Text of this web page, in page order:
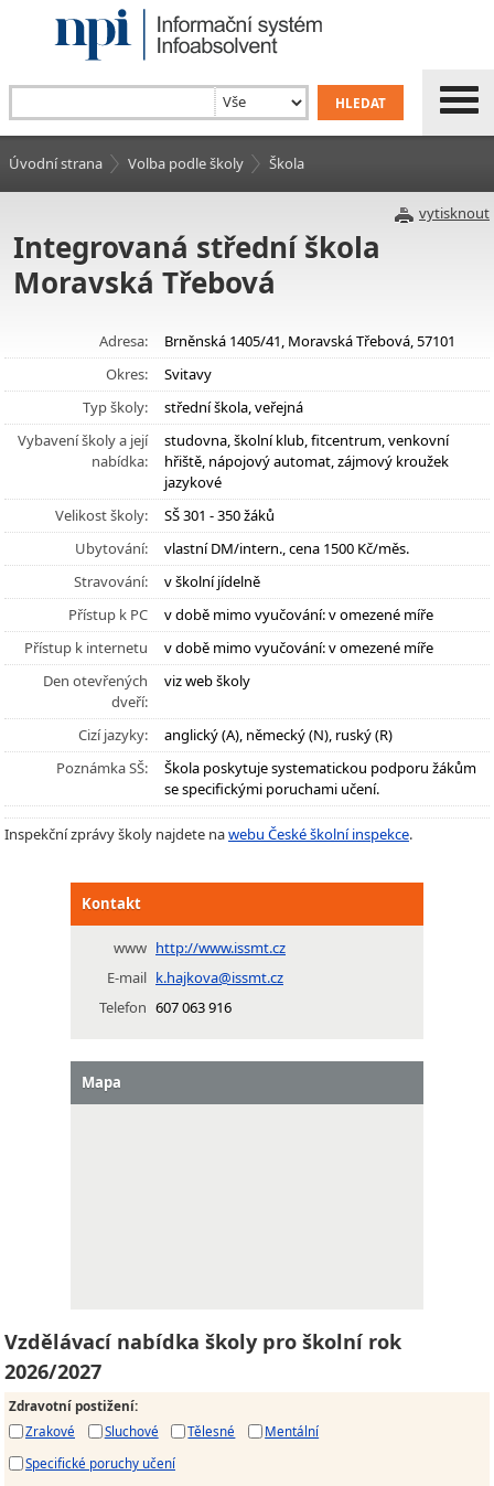
Úvodní strana Volba podle školy Škola
vytisknout
Integrovaná střední škola
Moravská Třebová
Adresa:
Brněnská 1405/41, Moravská Třebová, 57101
Okres:
Svitavy
Typ školy:
střední škola, veřejná
Vybavení školy a její
nabídka:
studovna, školní klub, fitcentrum, venkovní
hřiště, nápojový automat, zájmový kroužek
jazykové
Velikost školy:
SŠ 301 - 350 žáků
Ubytování:
vlastní DM/intern., cena 1500 Kč/měs.
Stravování:
v školní jídelně
Přístup k PC
v době mimo vyučování: v omezené míře
Přístup k internetu
v době mimo vyučování: v omezené míře
Den otevřených
dveří:
viz web školy
Cizí jazyky:
anglický (A), německý (N), ruský (R)
Poznámka SŠ:
Škola poskytuje systematickou podporu žákům
se specifickými poruchami učení.
Inspekční zprávy školy najdete nawebu České školní inspekce.
Kontakt
www http://www.issmt.cz
E-mail k.hajkova@issmt.cz
Telefon 607 063 916
Mapa
Vzdělávací nabídka školy pro školní rok
2026/2027
Zdravotní postižení:
Zrakové
Sluchové Tělesné
Mentální
Specifické poruchy učení